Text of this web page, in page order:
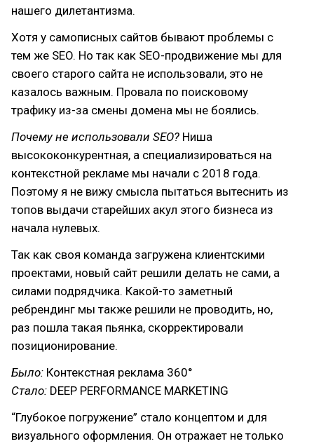
нашего дилетантизма.
Хотя у самописных сайтов бывают проблемы с
тем же SEO. Но так как SEO-продвижение мы для
своего старого сайта не использовали, это не
казалось важным. Провала по поисковому
трафику из-за смены домена мы не боялись.
Почему не использовали SEO? Ниша
высококонкурентная, а специализироваться на
контекстной рекламе мы начали с 2018 года.
Поэтому я не вижу смысла пытаться вытеснить из
топов выдачи старейших акул этого бизнеса из
начала нулевых.
Так как своя команда загружена клиентскими
проектами, новый сайт решили делать не сами, а
силами подрядчика. Какой-то заметный
ребрендинг мы также решили не проводить, но,
раз пошла такая пьянка, скорректировали
позиционирование.
Было: Контекстная реклама 360°
Стало: DEEP PERFORMANCE MARKETING
“Глубокое погружение” стало концептом и для
визуального оформления. Он отражает не только